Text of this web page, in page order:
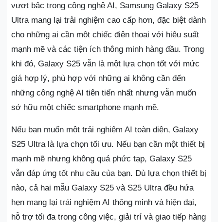
vượt bậc trong công nghệ AI, Samsung Galaxy S25
Ultra mang lại trải nghiệm cao cấp hơn, đặc biệt dành
cho những ai cần một chiếc điện thoại với hiệu suất
mạnh mẽ và các tiện ích thông minh hàng đầu. Trong
khi đó, Galaxy S25 vẫn là một lựa chọn tốt với mức
giá hợp lý, phù hợp với những ai không cần đến
những công nghệ AI tiên tiến nhất nhưng vẫn muốn
sở hữu một chiếc smartphone mạnh mẽ.
Nếu bạn muốn một trải nghiệm AI toàn diện, Galaxy
S25 Ultra là lựa chọn tối ưu. Nếu bạn cần một thiết bị
mạnh mẽ nhưng không quá phức tạp, Galaxy S25
vẫn đáp ứng tốt nhu cầu của bạn. Dù lựa chọn thiết bị
nào, cả hai mẫu Galaxy S25 và S25 Ultra đều hứa
hẹn mang lại trải nghiệm AI thông minh và hiện đại,
hỗ trợ tối đa trong công việc, giải trí và giao tiếp hàng